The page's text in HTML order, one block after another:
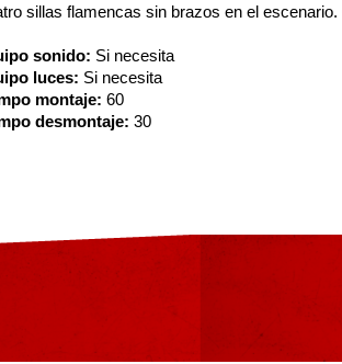
sillas flamencas sin brazos en el
sonido: Si necesita
luces: Si necesita
montaje: 60
desmontaje: 30